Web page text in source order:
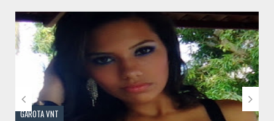
// THATS WHAT YOU MIGHT BE LOOKING FOR
GAROTA VNT
 